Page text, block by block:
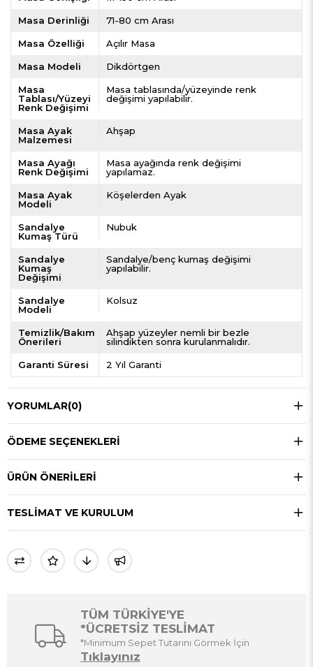
Masa Derinliği 71-80 cm Arası
Masa Özelliği Açılır Masa
Masa Modeli Dikdörtgen
Masa
Tablası/Yüzeyi
Renk Değişimi
Masa tablasında/yüzeyinde renk
değişimi yapılabilir.
Masa Ayak
Malzemesi
Ahşap
Masa Ayağı
Renk Değişimi
Masa ayağında renk değişimi
yapılamaz.
Masa Ayak
Modeli
Köşelerden Ayak
Sandalye
Kumaş Türü
Nubuk
Sandalye
Kumaş
Değişimi
Sandalye/benç kumaş değişimi
yapılabilir.
Sandalye
Modeli
Kolsuz
Temizlik/Bakım
Önerileri
Ahşap yüzeyler nemli bir bezle
silindikten sonra kurulanmalıdır.
Garanti Süresi 2 Yıl Garanti
YORUMLAR(0)
ÖDEME SEÇENEKLERI
ÜRÜN ÖNERILERI
TESLIMAT VE KURULUM
TÜM TÜRKİYE'YE
*ÜCRETSİZ TESLİMAT
*Minimum Sepet Tutarını Görmek İçin
Tıklayınız